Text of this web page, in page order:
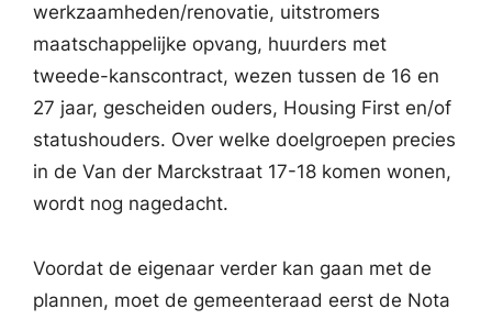
werkzaamheden/renovatie, uitstromers
maatschappelijke opvang, huurders met
tweede-kanscontract, wezen tussen de 16 en
27 jaar, gescheiden ouders, Housing First en/of
statushouders. Over welke doelgroepen precies
in de Van der Marckstraat 17-18 komen wonen,
wordt nog nagedacht.
Voordat de eigenaar verder kan gaan met de
plannen, moet de gemeenteraad eerst de Nota